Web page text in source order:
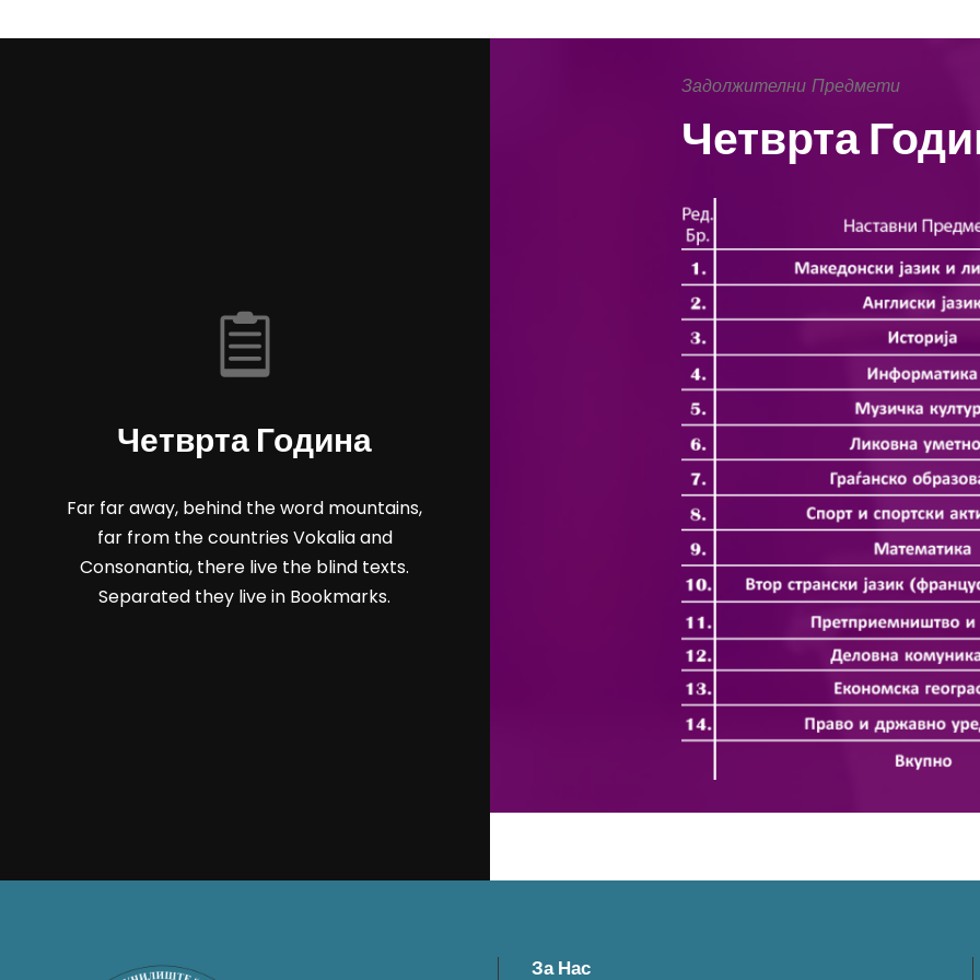
Четврта Година
Far far away, behind the word mountains,
far from the countries Vokalia and
Consonantia, there live the blind texts.
Separated they live in Bookmarks.
Задолжителни Предмети
Четврта
За Нас